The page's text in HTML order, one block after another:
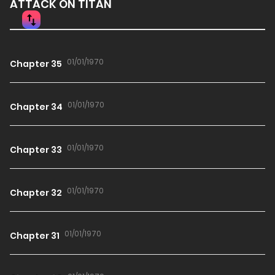
ATTACK ON TITAN
Chapter 35 01/01/1970
Chapter 34 01/01/1970
Chapter 33 01/01/1970
Chapter 32 01/01/1970
Chapter 31 01/01/1970